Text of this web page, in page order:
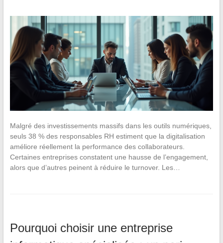
Malgré des investissements massifs dans les outils numériques,
seuls 38 % des responsables RH estiment que la digitalisation
améliore réellement la performance des collaborateurs.
Certaines entreprises constatent une hausse de l’engagement,
alors que d’autres peinent à réduire le turnover. Les…
Pourquoi choisir une entreprise